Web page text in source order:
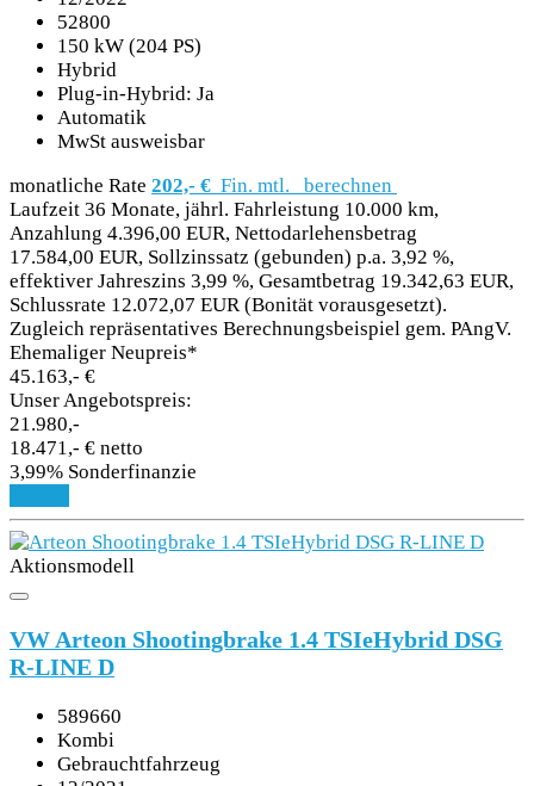
52800
150 kW (204 PS)
Hybrid
Plug-in-Hybrid: Ja
Automatik
MwSt ausweisbar
monatliche Rate 202,- € Fin. mtl.
berechnen
Laufzeit 36 Monate, jährl. Fahrleistung 10.000 km,
Anzahlung 4.396,00 EUR, Nettodarlehensbetrag
17.584,00 EUR, Sollzinssatz (gebunden) p.a. 3,92 %,
effektiver Jahreszins 3,99 %, Gesamtbetrag 19.342,63 EUR,
Schlussrate 12.072,07 EUR (Bonität vorausgesetzt).
Zugleich repräsentatives Berechnungsbeispiel gem. PAngV.
Ehemaliger Neupreis*
45.163,- €
Unser Angebotspreis:
21.980,-
18.471,- € netto
3,99% Sonderfinanzie
Aktionsmodell
VW Arteon Shootingbrake 1.4 TSIeHybrid DSG
R-LINE D
589660
Kombi
Gebrauchtfahrzeug